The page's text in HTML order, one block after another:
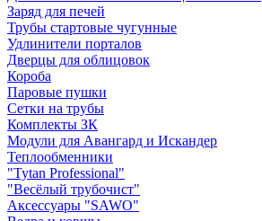
Заряд для печей
Трубы стартовые чугунные
Удлинители порталов
Дверцы для облицовок
Короба
Паровые пушки
Сетки на трубы
Комплекты ЗК
Модули для Авангард и Искандер
Теплообменники
"Tytan Professional"
"Весёлый трубочист"
Аксессуары "SAWO"